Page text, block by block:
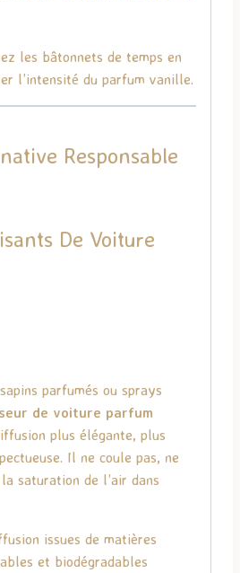
les bâtonnets de temps en
l’intensité du parfum vanille.
Responsable
De Voiture
parfumés ou sprays
de voiture parfum
plus élégante, plus
Il ne coule pas, ne
saturation de l’air dans
issues de matières
et biodégradables